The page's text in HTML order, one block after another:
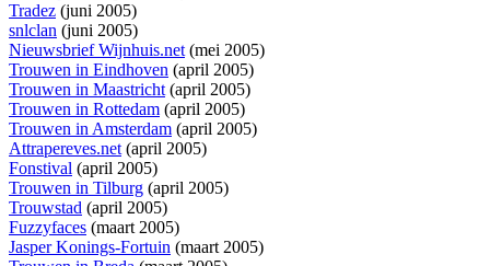
Tradez (juni 2005)
snlclan (juni 2005)
Nieuwsbrief Wijnhuis.net(mei 2005)
Trouwen in Eindhoven (april 2005)
Trouwen in Maastricht(april 2005)
Trouwen in Rottedam (april 2005)
Trouwen in Amsterdam (april 2005)
Attrapereves.net(april 2005)
Fonstival (april 2005)
Trouwen in Tilburg (april 2005)
Trouwstad (april 2005)
Fuzzyfaces (maart 2005)
Jasper Konings-Fortuin (maart 2005)